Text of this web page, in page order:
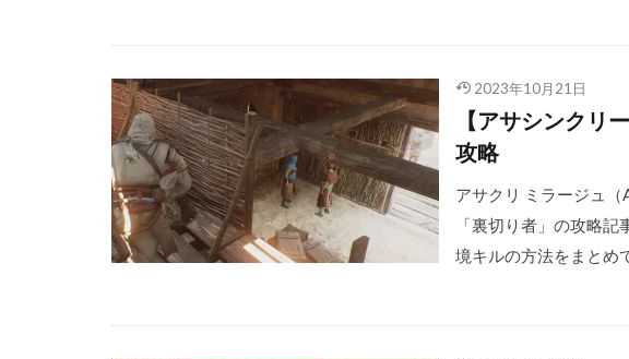
2023年10月21日
【アサシンクリ
攻略
アサクリ ミラージュ（
「裏切り者」の攻略
境キルの方法をまとめ